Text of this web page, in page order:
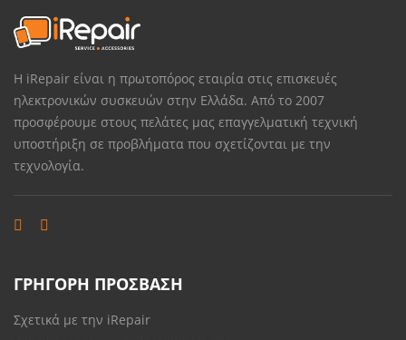
Η iRepair είναι η πρωτοπόρος εταιρία στις επισκευές
ηλεκτρονικών συσκευών στην Ελλάδα. Από το 2007
προσφέρουμε στους πελάτες μας επαγγελματική τεχνική
υποστήριξη σε προβλήματα που σχετίζονται με την
τεχνολογία.
ΓΡΗΓΟΡΗ ΠΡΟΣΒΑΣΗ
Σχετικά με την iRepair